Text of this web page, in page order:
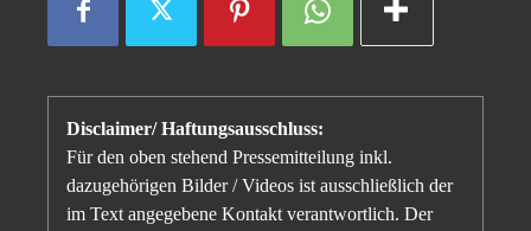
Disclaimer/ Haftungsausschluss:
Für den oben stehend Pressemitteilung inkl.
dazugehörigen Bilder / Videos ist ausschließlich der
im Text angegebene Kontakt verantwortlich. Der